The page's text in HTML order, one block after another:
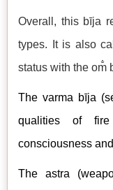
Overall, this bīja
types. It is also
status with the om̐
The varma bīja
qualities of
consciousness
The astra